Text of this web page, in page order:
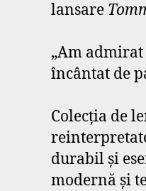
lansare
„Am
încântat de
Colecţia de
durabil şi
modernă şi